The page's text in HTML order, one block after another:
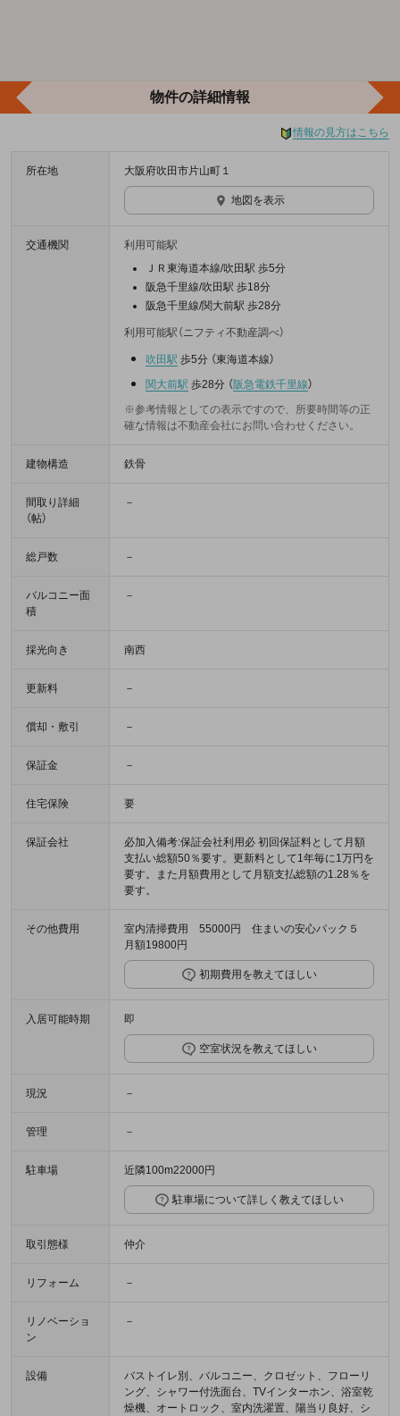
物件の詳細情報
情報の見方はこちら
所在地 大阪府吹田市片山町１
地図を表示
交通機関
利用可能駅
ＪＲ東海道本線/吹田駅 歩5分
阪急千里線/吹田駅 歩18分
阪急千里線/関大前駅 歩28分
利用可能駅（ニフティ不動産調べ）
吹田駅 歩5分 （東海道本線）
関大前駅 歩28分 （ 阪急電鉄千里線）
※参考情報としての表示ですので、所要時間等の正
確な情報は不動産会社にお問い合わせください。
建物構造 鉄骨
間取り詳細
（帖）
－
総戸数 －
バルコニー面
積
－
採光向き 南西
更新料 －
償却・敷引 －
保証金 －
住宅保険 要
保証会社
必加入備考:保証会社利用必 初回保証料として月額
支払い総額50％要す。更新料として1年毎に1万円を
要す。また月額費用として月額支払総額の1.28％を
要す。
その他費用
室内清掃費用 55000円 住まいの安心パック５
月額19800円
初期費用を教えてほしい
入居可能時期 即
空室状況を教えてほしい
現況 －
管理 －
駐車場 近隣100m22000円
駐車場について詳しく教えてほしい
取引態様 仲介
リフォーム －
リノベーショ
ン
－
設備
バストイレ別、バルコニー、クロゼット、フローリ
ング、シャワー付洗面台、TVインターホン、浴室乾
燥機、オートロック、室内洗濯置、陽当り良好、シ